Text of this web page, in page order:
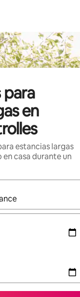
en
estancias largas
casa durante un
disponibles, podrás